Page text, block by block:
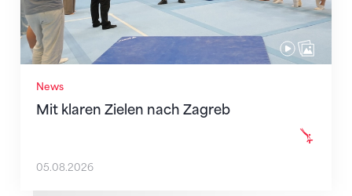
News
Mit klaren Zielen nach Zagreb
05.08.2026